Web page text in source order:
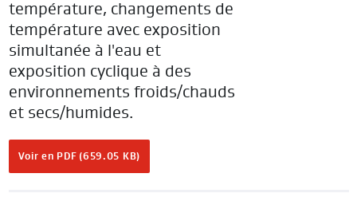
température, changements de
température avec exposition
simultanée à l'eau et
exposition cyclique à des
environnements froids/chauds
et secs/humides.
Voir en PDF (659.05 KB)